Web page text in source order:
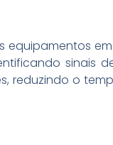
em
sinais
reduzindo o